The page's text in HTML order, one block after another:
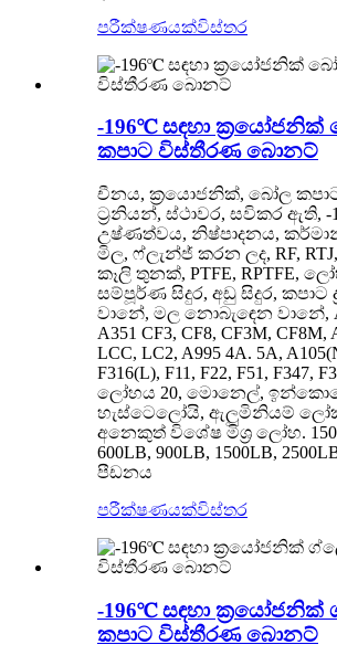
පරීක්ෂණයක්විස්තර
-196℃ සඳහා
කපාට විස්තීරණ බොනට්
චීනය, ක්‍රයොජනික්, බෝල
ට්‍රනියන්, ස්ථාවර, සවිකර ඇති, -
උෂ්ණත්වය, නිෂ්පාදනය,
මිල, ෆ්ලැන්ජ් කරන ලද, RF,
කෑලි තුනක්, PTFE, RPTFE,
සම්පූර්ණ සිදුර, අඩු සිදුර, කපාට
වානේ, මල නොබැඳෙන වානේ,
A351 CF3, CF8, CF3M, CF8M,
LCC, LC2, A995 4A. 5A,
F316(L), F11, F22, F51, F347,
ලෝහය 20, මොනෙල්,
හැස්ටෙලෝයි, ඇලුමිනියම්
අනෙකුත් විශේෂ මිශ්‍ර ලෝහ.
600LB, 900LB, 1500LB,
පීඩනය
පරීක්ෂණයක්විස්තර
-196℃ සඳහා
කපාට විස්තීරණ බොනට්